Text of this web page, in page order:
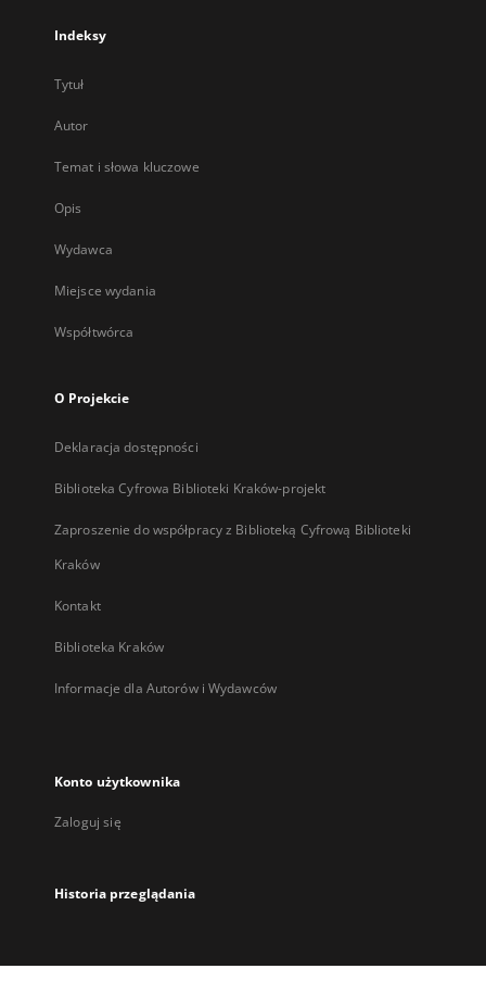
Indeksy
Tytuł
Autor
Temat i słowa kluczowe
Opis
Wydawca
Miejsce wydania
Współtwórca
O Projekcie
Deklaracja dostępności
Biblioteka Cyfrowa Biblioteki Kraków-projekt
Zaproszenie do współpracy z Biblioteką Cyfrową Biblioteki
Kraków
Kontakt
Biblioteka Kraków
Informacje dla Autorów i Wydawców
Konto użytkownika
Zaloguj się
Historia przeglądania